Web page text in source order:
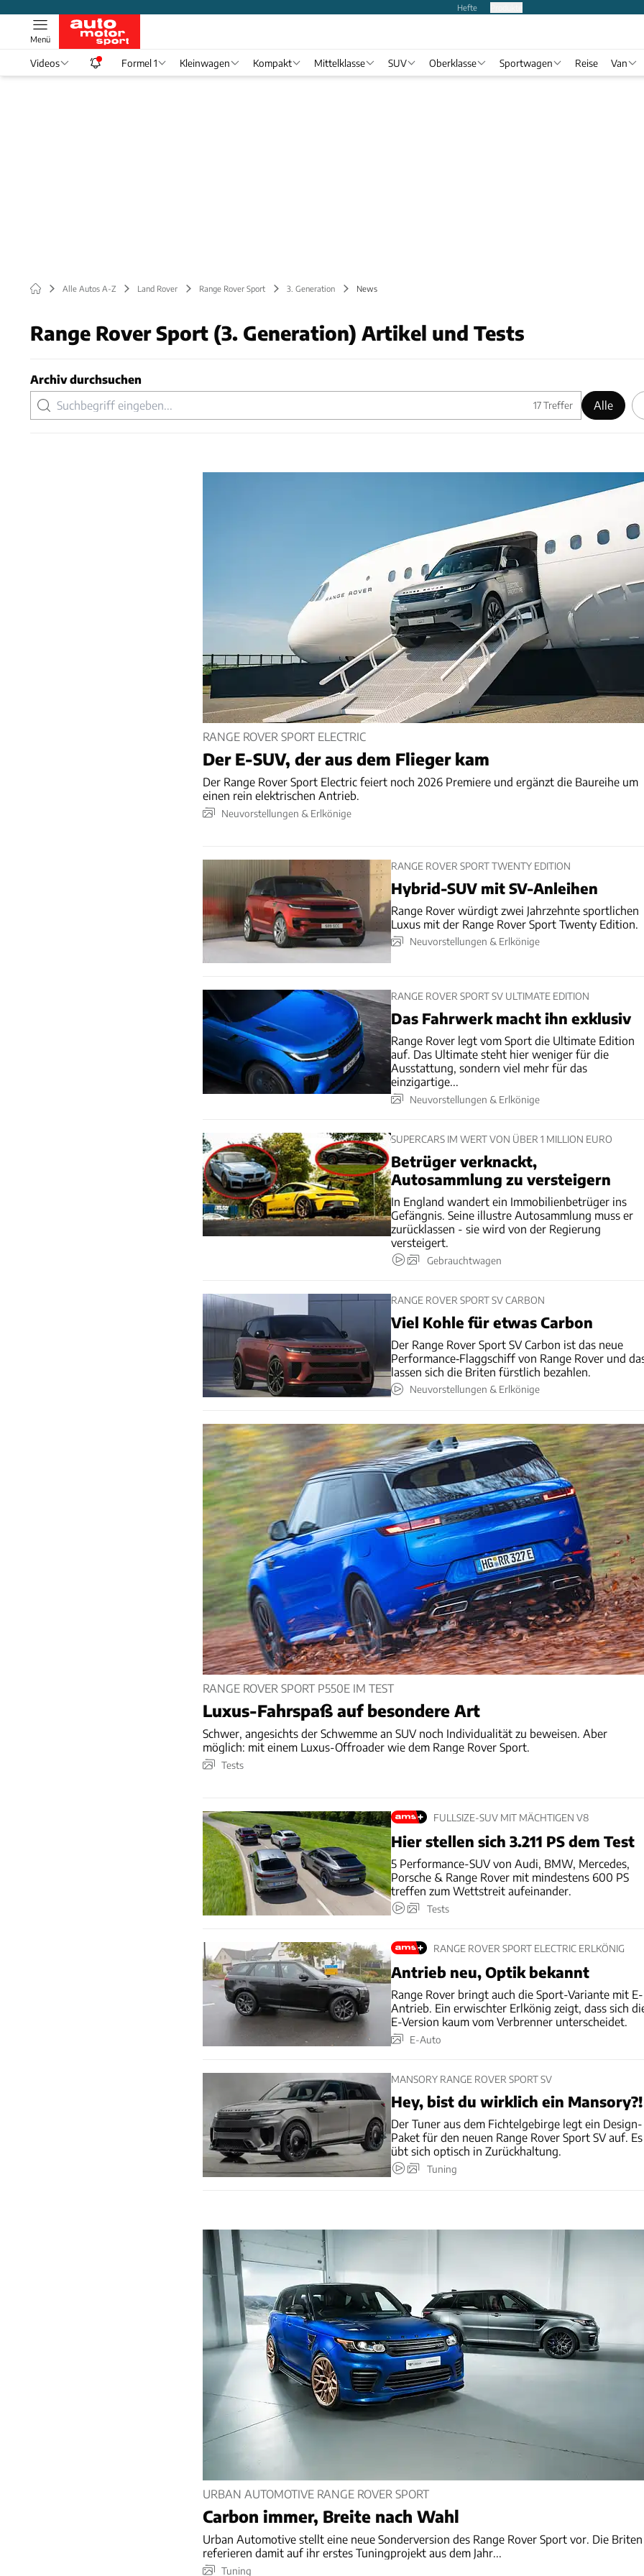
Hefte
Menü
Videos Formel 1 Kleinwagen Kompakt Mittelklasse SUV Oberklasse Sportwagen Reise Van
Alle Autos A-Z Land Rover Range Rover Sport 3. Generation News
Range Rover Sport (3. Generation) Artikel und Tests
Archiv durchsuchen
17Treffer Alle
RANGE ROVER SPORT ELECTRIC
Der E-SUV, der aus dem Flieger kam
Der Range Rover Sport Electric feiert noch 2026 Premiere und ergänzt die Baureihe um
einen rein elektrischen Antrieb.
Neuvorstellungen & Erlkönige
RANGE ROVER SPORT TWENTY EDITION
Hybrid-SUV mit SV-Anleihen
Range Rover würdigt zwei Jahrzehnte sportlichen
Luxus mit der Range Rover Sport Twenty Edition.
Neuvorstellungen & Erlkönige
RANGE ROVER SPORT SV ULTIMATE EDITION
Das Fahrwerk macht ihn exklusiv
Range Rover legt vom Sport die Ultimate Edition
auf. Das Ultimate steht hier weniger für die
Ausstattung, sondern viel mehr für das
einzigartige...
Neuvorstellungen & Erlkönige
SUPERCARS IM WERT VON ÜBER 1 MILLION EURO
Betrüger verknackt,
Autosammlung zu versteigern
In England wandert ein Immobilienbetrüger ins
Gefängnis. Seine illustre Autosammlung muss er
zurücklassen - sie wird von der Regierung
versteigert.
Gebrauchtwagen
RANGE ROVER SPORT SV CARBON
Viel Kohle für etwas Carbon
Der Range Rover Sport SV Carbon ist das neue
Performance‑Flaggschiff von Range Rover und
lassen sich die Briten fürstlich bezahlen.
Neuvorstellungen & Erlkönige
RANGE ROVER SPORT P550E IM TEST
Luxus-Fahrspaß auf besondere Art
Schwer, angesichts der Schwemme an SUV noch Individualität zu beweisen. Aber
möglich: mit einem Luxus-Offroader wie dem Range Rover Sport.
Tests
FULLSIZE-SUV MIT MÄCHTIGEN V8
Hier stellen sich 3.211 PS dem Test
5 Performance-SUV von Audi, BMW, Mercedes,
Porsche & Range Rover mit mindestens 600 PS
treffen zum Wettstreit aufeinander.
Tests
RANGE ROVER SPORT ELECTRIC ERLKÖNIG
Antrieb neu, Optik bekannt
Range Rover bringt auch die Sport-Variante mit E-
Antrieb. Ein erwischter Erlkönig zeigt, dass sich
E-Version kaum vom Verbrenner unterscheidet.
E-Auto
MANSORY RANGE ROVER SPORT SV
Hey, bist du wirklich ein Mansory?!
Der Tuner aus dem Fichtelgebirge legt ein Design-
Paket für den neuen Range Rover Sport SV auf. Es
übt sich optisch in Zurückhaltung.
Tuning
URBAN AUTOMOTIVE RANGE ROVER SPORT
Carbon immer, Breite nach Wahl
Urban Automotive stellt eine neue Sonderversion des Range Rover Sport vor. Die Briten
referieren damit auf ihr erstes Tuningprojekt aus dem Jahr...
Tuning